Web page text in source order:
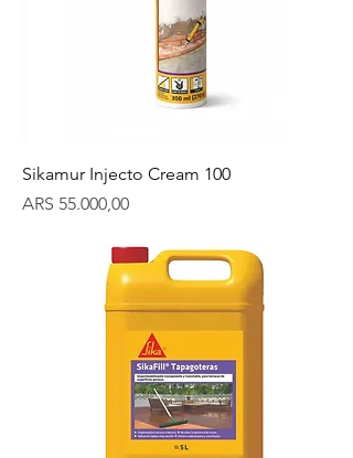
Sikamur Injecto Cream 100
Precio
ARS 55.000,00